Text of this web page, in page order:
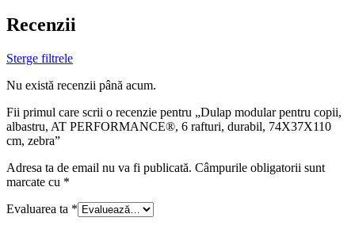
Recenzii
Sterge filtrele
Nu există recenzii până acum.
Fii primul care scrii o recenzie pentru „Dulap modular pentru copii,
albastru, AT PERFORMANCE®, 6 rafturi, durabil, 74X37X110
cm, zebra”
Adresa ta de email nu va fi publicată. Câmpurile obligatorii sunt
marcate cu *
Evaluarea ta *